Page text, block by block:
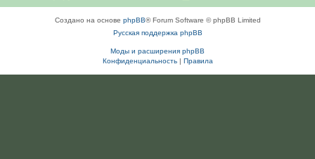
Создано на основе phpBB® Forum Software © phpBB Limited
Русская поддержка phpBB
Моды и расширения phpBB
Конфиденциальность| Правила